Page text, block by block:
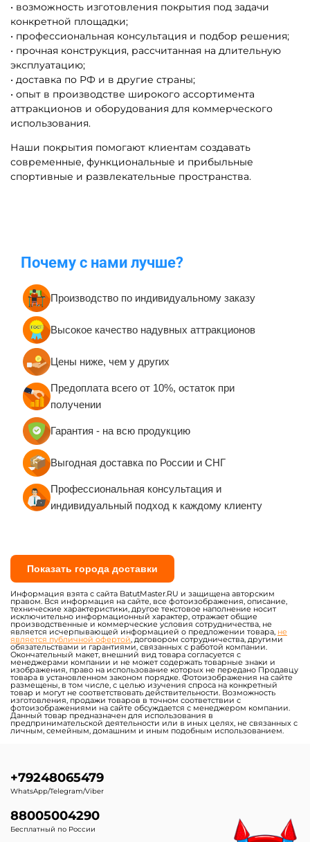
• возможность изготовления покрытия под задачи
конкретной площадки;
• профессиональная консультация и подбор решения;
• прочная конструкция, рассчитанная на длительную
эксплуатацию;
• доставка по РФ и в другие страны;
• опыт в производстве широкого ассортимента
аттракционов и оборудования для коммерческого
использования.
Наши покрытия помогают клиентам создавать
современные, функциональные и прибыльные
спортивные и развлекательные пространства.
Почему с нами лучше?
Производство по индивидуальному заказу
Высокое качество надувных аттракционов
Цены ниже, чем у других
Предоплата всего от 10%, остаток при
получении
Гарантия - на всю продукцию
Выгодная доставка по России и СНГ
Профессиональная консультация и
индивидуальный подход к каждому клиенту
Показать города доставки
Информация взята с сайта BatutMaster.RU и защищена авторским
правом. Вся информация на сайте, все фотоизображения, описание,
технические характеристики, другое текстовое наполнение носит
исключительно информационный характер, отражает общие
производственные и коммерческие условия сотрудничества, не
является исчерпывающей информацией о предложении товара, не
является публичной офертой, договором сотрудничества, другими
обязательствами и гарантиями, связанных с работой компании.
Окончательный макет, внешний вид товара согласуется с
менеджерами компании и не может содержать товарные знаки и
изображения, право на использование которых не передано Продавцу
товара в установленном законом порядке. Фотоизображения на сайте
размещены, в том числе, с целью изучения спроса на конкретный
товар и могут не соответствовать действительности. Возможность
изготовления, продажи товаров в точном соответствии с
фотоизображениями на сайте обсуждается с менеджером компании.
Данный товар предназначен для использования в
предпринимательской деятельности или в иных целях, не связанных с
личным, семейным, домашним и иным подобным использованием.
+79248065479
WhatsApp/Telegram/Viber
88005004290
Бесплатный по России